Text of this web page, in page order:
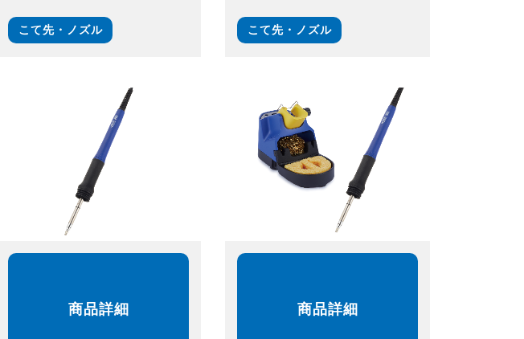
こて先・ノズル こて先・ノズル
商品詳細 商品詳細